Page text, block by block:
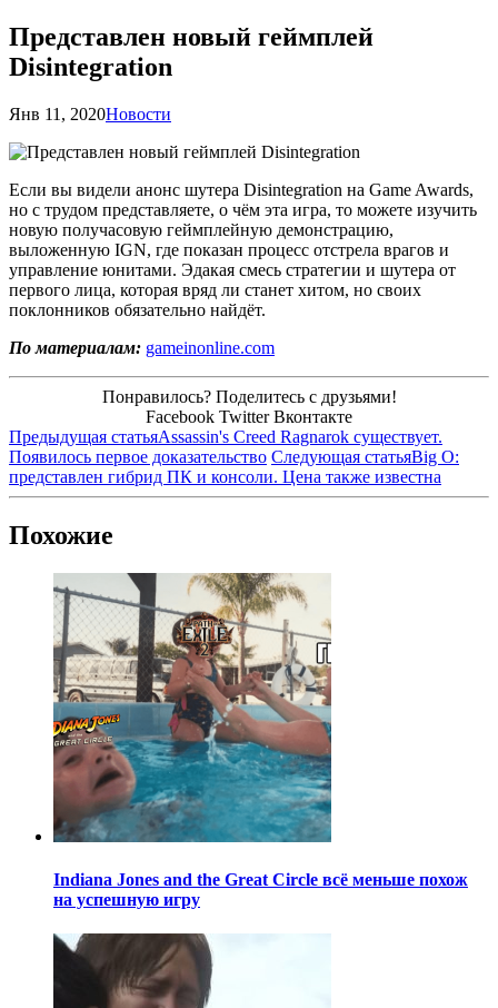
Представлен новый геймплей
Disintegration
Янв 11, 2020Новости
Если вы видели анонс шутера Disintegration на Game Awards,
но с трудом представляете, о чём эта игра, то можете изучить
новую получасовую геймплейную демонстрацию,
выложенную IGN, где показан процесс отстрела врагов и
управление юнитами. Эдакая смесь стратегии и шутера от
первого лица, которая вряд ли станет хитом, но своих
поклонников обязательно найдёт.
По материалам: gameinonline.com
Понравилось? Поделитесь с друзьями!
Facebook Twitter Вконтакте
Предыдущая статьяAssassin's Creed Ragnarok существует.
Появилось первое доказательство Следующая статьяBig O:
представлен гибрид ПК и консоли. Цена также известна
Похожие
Indiana Jones and the Great Circle всё меньше похож
на успешную игру